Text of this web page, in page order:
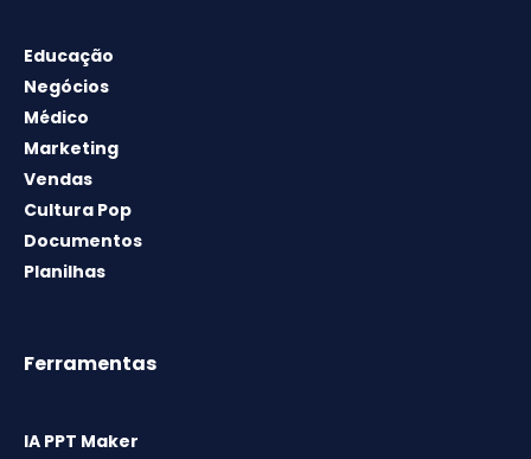
Educação
Negócios
Médico
Marketing
Vendas
Cultura Pop
Documentos
Planilhas
Ferramentas
IA PPT Maker